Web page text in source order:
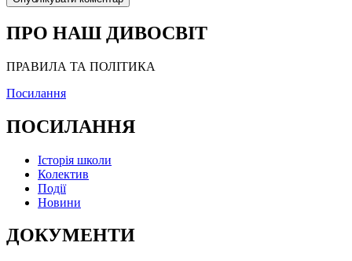
ПРО НАШ ДИВОСВІТ
ПРАВИЛА ТА ПОЛІТИКА
Посилання
ПОСИЛАННЯ
Історія школи
Колектив
Події
Новини
ДОКУМЕНТИ